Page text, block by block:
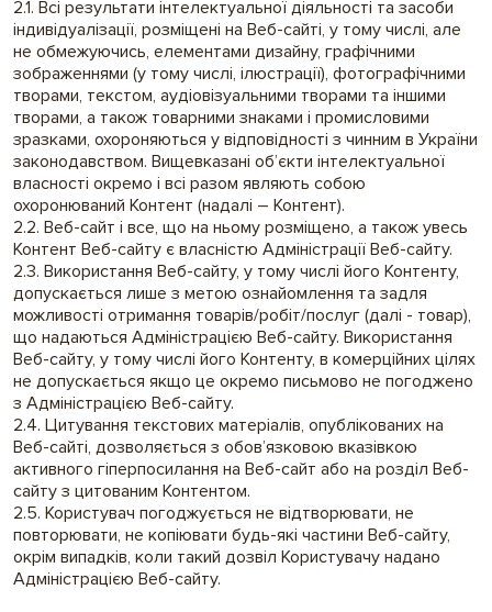
2.1. Всі результати інтелектуальної діяльності та засоби
індивідуалізації, розміщені на Веб-сайті, у тому числі, але
не обмежуючись, елементами дизайну, графічними
зображеннями (у тому числі, ілюстрації), фотографічними
творами, текстом, аудіовізуальними творами та іншими
творами, а також товарними знаками і промисловими
зразками, охороняються у відповідності з чинним в України
законодавством. Вищевказані об’єкти інтелектуальної
власності окремо і всі разом являють собою
охоронюваний Контент (надалі – Контент).
2.2. Веб-сайт і все, що на ньому розміщено, а також увесь
Контент Веб-сайту є власністю Адміністрації Веб-сайту.
2.3. Використання Веб-сайту, у тому числі його Контенту,
допускається лише з метою ознайомлення та задля
можливості отримання товарів/робіт/послуг (далі - товар),
що надаються Адміністрацією Веб-сайту. Використання
Веб-сайту, у тому числі його Контенту, в комерційних цілях
не допускається якщо це окремо письмово не погоджено
з Адміністрацією Веб-сайту.
2.4. Цитування текстових матеріалів, опублікованих на
Веб-сайті, дозволяється з обов’язковою вказівкою
активного гіперпосилання на Веб-сайт або на розділ Веб-
сайту з цитованим Контентом.
2.5. Користувач погоджується не відтворювати, не
повторювати, не копіювати будь-які частини Веб-сайту,
окрім випадків, коли такий дозвіл Користувачу надано
Адміністрацією Веб-сайту.